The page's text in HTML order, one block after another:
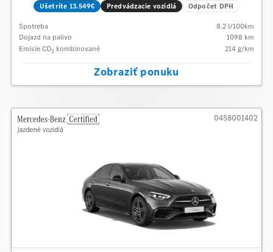
Ušetríte 13.549€ Predvádzacie vozidlá Odpočet DPH
Spotreba 8.2 l/100km
Dojazd na palivo
1098 km
Emisie CO2 kombinované 214 g/km
Zobraziť ponuku
0458001402